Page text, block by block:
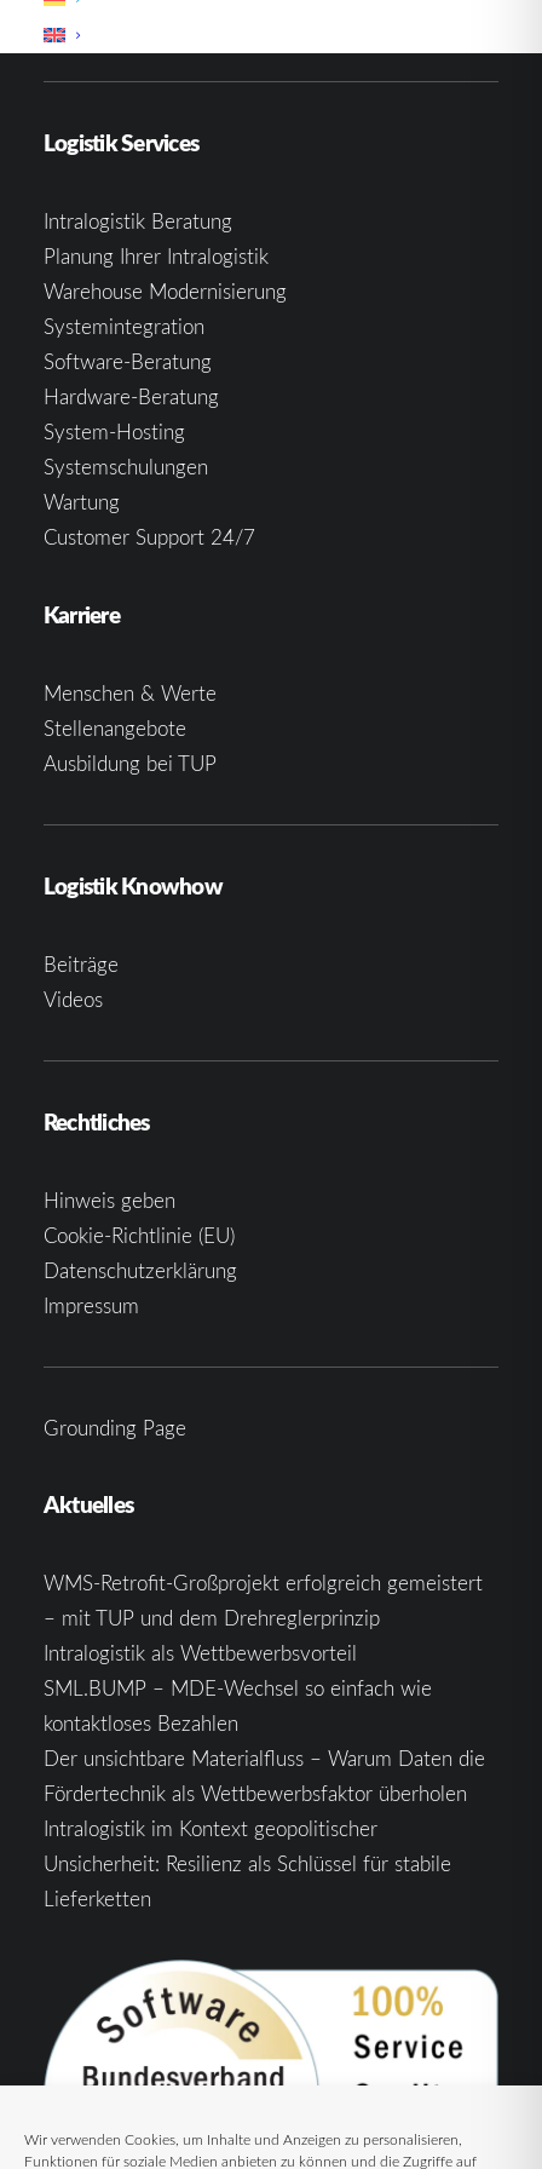
Wir verwenden Cookies, um Inhalte und Anzeigen zu personalisieren,
Funktionen für soziale Medien anbieten zu können und die Zugriffe auf
Logistik Services
Intralogistik Beratung
Planung Ihrer Intralogistik
Warehouse Modernisierung
Systemintegration
Software-Beratung
Hardware-Beratung
System-Hosting
Systemschulungen
Wartung
Customer Support 24/7
Karriere
Menschen & Werte
Stellenangebote
Ausbildung bei TUP
Logistik Knowhow
Beiträge
Videos
Rechtliches
Hinweis geben
Cookie-Richtlinie (EU)
Datenschutzerklärung
Impressum
Grounding Page
Aktuelles
WMS-Retrofit-Großprojekt erfolgreich gemeistert
– mit TUP und dem Drehreglerprinzip
Intralogistik als Wettbewerbsvorteil
SML.BUMP – MDE-Wechsel so einfach wie
kontaktloses Bezahlen
Der unsichtbare Materialfluss – Warum Daten die
Fördertechnik als Wettbewerbsfaktor überholen
Intralogistik im Kontext geopolitischer
Unsicherheit: Resilienz als Schlüssel für stabile
Lieferketten